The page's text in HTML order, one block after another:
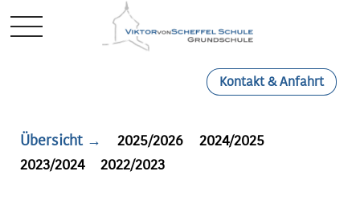
Mobile Menu Toggle
Kontakt & Anfahrt
Übersicht → 2025/2026
2024/2025
2023/2024
2022/2023